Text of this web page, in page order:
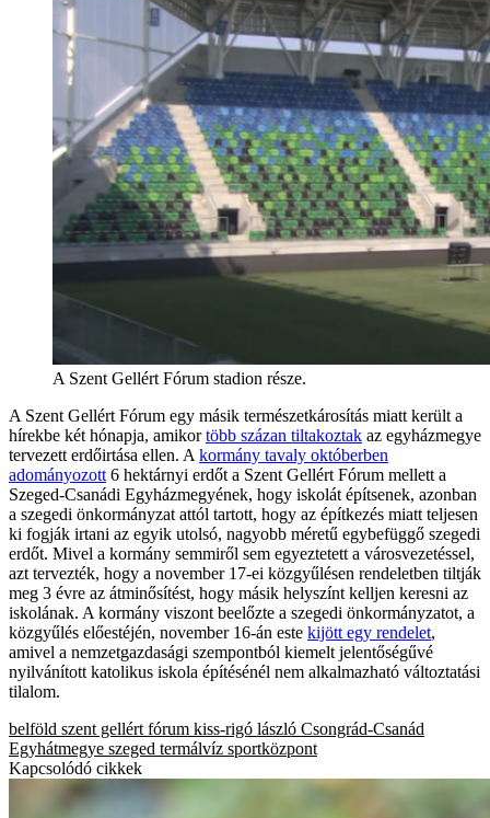
A Szent Gellért Fórum stadion része.
A Szent Gellért Fórum egy másik természetkárosítás miatt került a
hírekbe két hónapja, amikortöbb százan tiltakoztak az egyházmegye
tervezett erdőirtása ellen. A kormány tavaly októberben
adományozott 6 hektárnyi erdőt a Szent Gellért Fórum mellett a
Szeged-Csanádi Egyházmegyének, hogy iskolát építsenek, azonban
a szegedi önkormányzat attól tartott, hogy az építkezés miatt teljesen
ki fogják irtani az egyik utolsó, nagyobb méretű egybefüggő szegedi
erdőt. Mivel a kormány semmiről sem egyeztetett a városvezetéssel,
azt tervezték, hogy a november 17-ei közgyűlésen rendeletben tiltják
meg 3 évre az átminősítést, hogy másik helyszínt kelljen keresni az
iskolának. A kormány viszont beelőzte a szegedi önkormányzatot, a
közgyűlés előestéjén, november 16-án este kijött egy rendelet,
amivel a nemzetgazdasági szempontból kiemelt jelentőségűvé
nyilvánított katolikus iskola építésénél nem alkalmazható változtatási
tilalom.
belföld szent gellért fórum kiss-rigó lászló Csongrád-Csanád
Egyhátmegye szeged termálvíz sportközpont
Kapcsolódó cikkek